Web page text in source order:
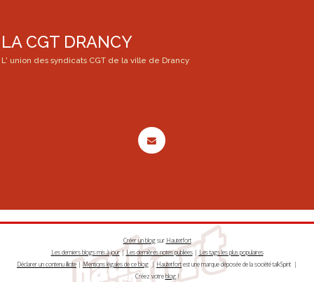
LA CGT DRANCY
L' union des syndicats CGT de la ville de Drancy
Créer un blogsur Hautetfort
Les derniers blogs mis à jour|Les dernières notes publiées| Les tags les plus populaires
Déclarer un contenu illicite| Mentions légales de ce blog |Hautetfortest une marque déposée de la société talkSpirit |
Créez votreblog!